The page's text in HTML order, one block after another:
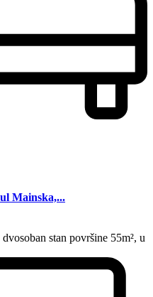
Mainska,...
stan površine 55m², u